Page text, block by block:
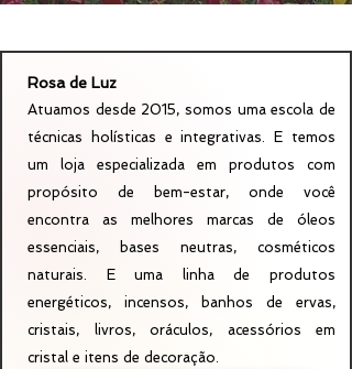
Rosa de Luz
Atuamos desde 2015, somos uma escola de
técnicas holísticas e integrativas. E temos
um loja especializada em produtos com
propósito de bem-estar, onde você
encontra as melhores marcas de óleos
essenciais, bases neutras, cosméticos
naturais. E uma linha de produtos
energéticos, incensos, banhos de ervas,
cristais, livros, oráculos, acessórios em
cristal e itens de decoração.